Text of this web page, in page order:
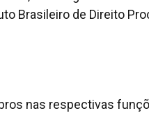
Brasileiro de Direito
nas respectivas